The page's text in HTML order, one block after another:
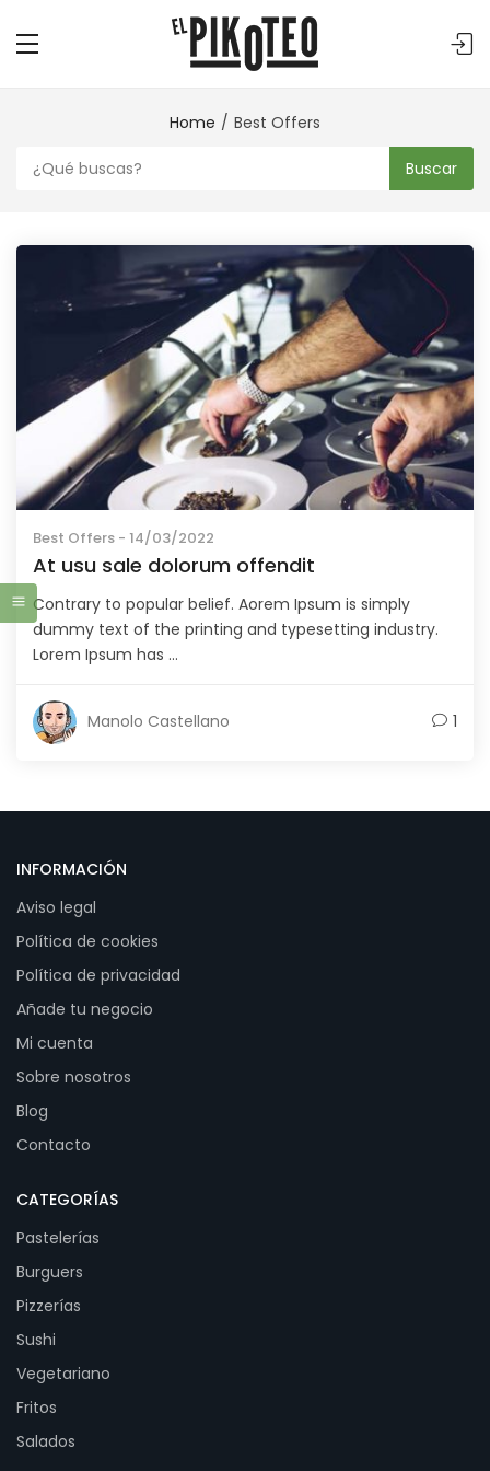
Home Best Offers
Buscar
Best Offers - 14/03/2022
At usu sale dolorum offendit
Contrary to popular belief. Aorem Ipsum is simply
dummy text of the printing and typesetting industry.
Lorem Ipsum has ...
Manolo Castellano 1
INFORMACIÓN
Aviso legal
Política de cookies
Política de privacidad
Añade tu negocio
Mi cuenta
Sobre nosotros
Blog
Contacto
CATEGORÍAS
Pastelerías
Burguers
Pizzerías
Sushi
Vegetariano
Fritos
Salados